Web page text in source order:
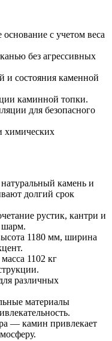
с учетом веса
без агрессивных
и состояния каменной
каминной топки.
для безопасного
химических
камень и
долгий срок
рустик, кантри и
шарм.
1180 мм, ширина
1102 кг
различных
материалы
— камин привлекает